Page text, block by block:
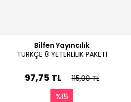
Bilfen Yayıncılık
TÜRKÇE 8 YETERLİLİK PAKETİ
97,75 TL
115,00 TL
%15